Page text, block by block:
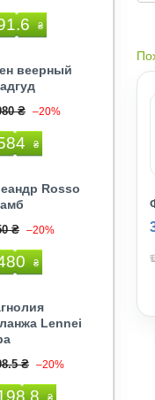
₴
веерный
₴ –20%
₴
Rosso
₴ –20%
₴
Lennei
₴ –20%
₴